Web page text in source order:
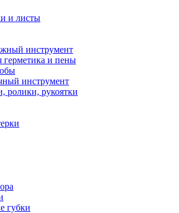
и листы
инструмент
герметика и пены
инструмент
ролики, рукоятки
губки